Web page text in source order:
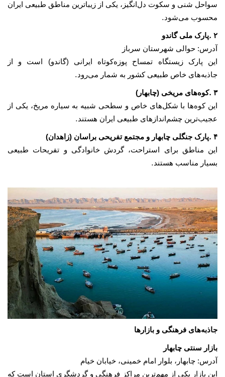
سواحل شنی و سکوت دل‌انگیز، یکی از زیباترین مناطق طبیعی ایران
محسوب می‌شود.
۲ .پارک ملی گاندو
آدرس: حوالی شهرستان سرباز
این پارک زیستگاه تمساح پوزه‌کوتاه ایرانی (گاندو) است و از
جاذبه‌های خاص طبیعی کشور به شمار می‌رود.
۳ .کوه‌های مریخی (چابهار)
این کوه‌ها با شکل‌های خاص و سطحی شبیه به سیاره مریخ، یکی از
عجیب‌ترین چشم‌اندازهای طبیعی ایران هستند.
۴ .پارک جنگلی چابهار و مجتمع تفریحی براسان (زاهدان)
این مناطق برای استراحت، گردش خانوادگی و تفریحات طبیعی
بسیار مناسب هستند.
جاذبه‌های فرهنگی و بازارها
بازار سنتی چابهار
آدرس: چابهار، بلوار امام خمینی، خیابان خیام
این بازار یکی از مهم‌ترین مراکز فرهنگی و گردشگری استان است که